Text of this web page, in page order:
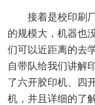
接着是校印刷厂
的规模大，机器也
们可以近距离的去
自带队给我们讲解
了六开胶印机、四
机，并且详细的了